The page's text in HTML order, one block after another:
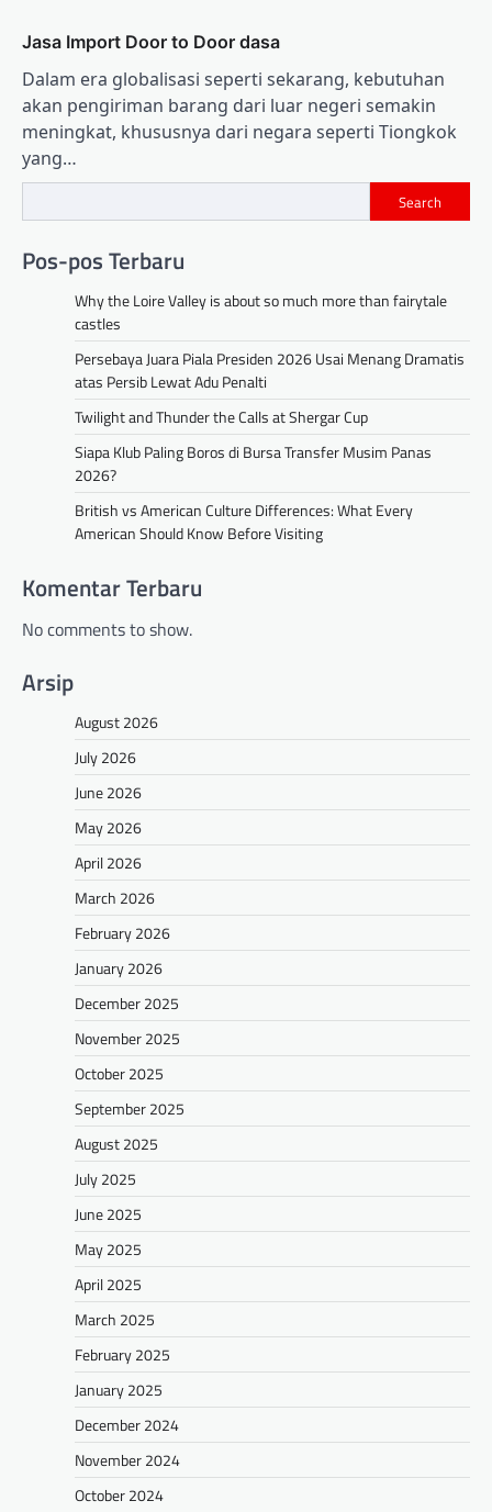
Jasa Import Door to Door dasa
Dalam era globalisasi seperti sekarang, kebutuhan
akan pengiriman barang dari luar negeri semakin
meningkat, khususnya dari negara seperti Tiongkok
yang…
Search
Pos-pos Terbaru
Why the Loire Valley is about so much more than fairytale
castles
Persebaya Juara Piala Presiden 2026 Usai Menang Dramatis
atas Persib Lewat Adu Penalti
Twilight and Thunder the Calls at Shergar Cup
Siapa Klub Paling Boros di Bursa Transfer Musim Panas
2026?
British vs American Culture Differences: What Every
American Should Know Before Visiting
Komentar Terbaru
No comments to show.
Arsip
August 2026
July 2026
June 2026
May 2026
April 2026
March 2026
February 2026
January 2026
December 2025
November 2025
October 2025
September 2025
August 2025
July 2025
June 2025
May 2025
April 2025
March 2025
February 2025
January 2025
December 2024
November 2024
October 2024